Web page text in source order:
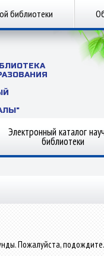
библиотеки
Электронный каталог
библиотеки
Пожалуйста, подождите.